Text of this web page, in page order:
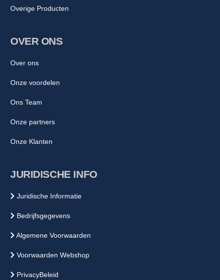
Overige Producten
OVER ONS
Over ons
Onze voordelen
Ons Team
Onze partners
Onze Klanten
JURIDISCHE INFO
Juridische Informatie
Bedrijfsgegevens
Algemene Voorwaarden
Voorwaarden Webshop
PrivacyBeleid